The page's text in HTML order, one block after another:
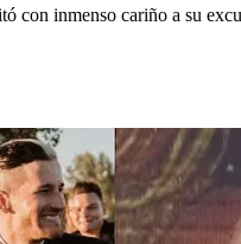
con inmenso cariño a su